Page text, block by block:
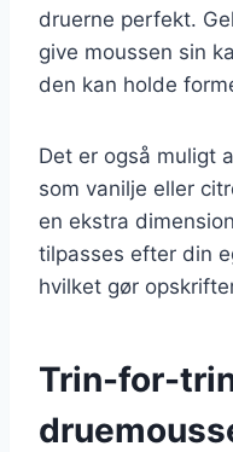
druerne perfekt.
give moussen sin
den kan holde
Det er også muligt
som vanilje eller
en ekstra
tilpasses efter din
hvilket gør
Trin-for-